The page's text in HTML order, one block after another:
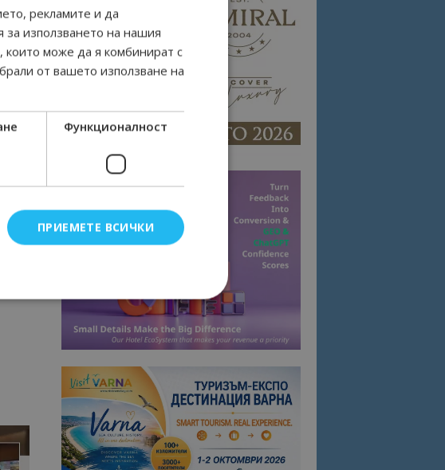
по-
рекламите и да
използването на нашия
които може да я комбинират с
от вашето използване на
Функционалност
ПРИЕМЕТЕ ВСИЧКИ
Функционалност
като потребителско влизане и
бисквитки.
за да запомните съгласието
на бисквитки на сайта.